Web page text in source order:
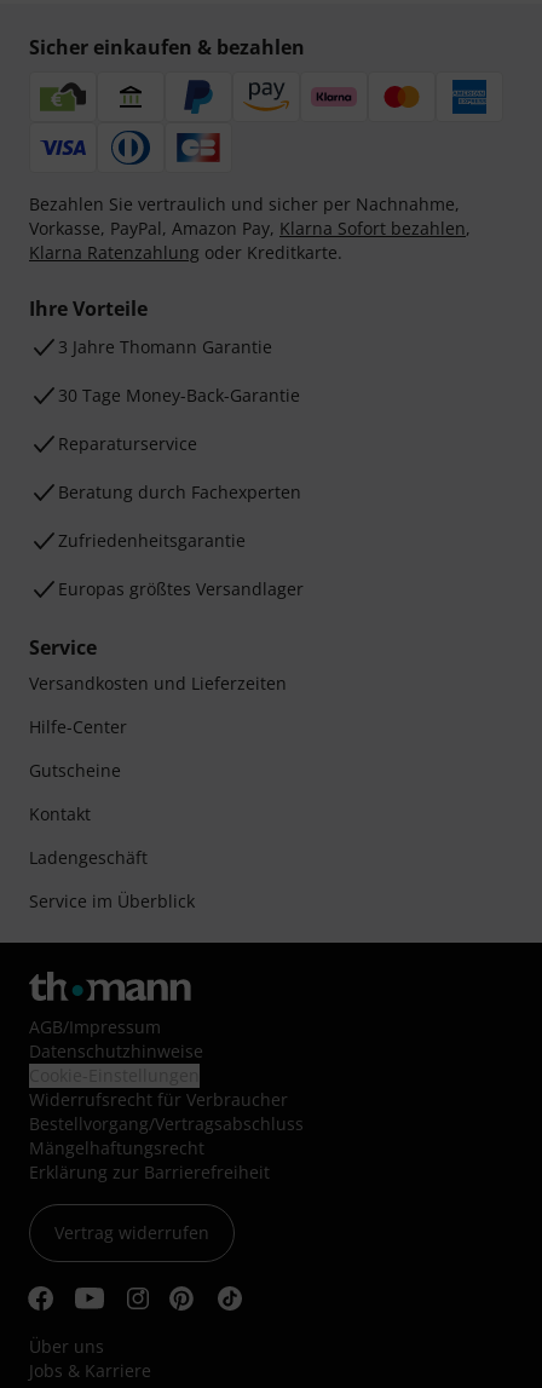
Sicher einkaufen & bezahlen
Bezahlen Sie vertraulich und sicher per Nachnahme,
Vorkasse, PayPal, Amazon Pay, Klarna Sofort bezahlen,
Klarna Ratenzahlung oder Kreditkarte.
Ihre Vorteile
3 Jahre Thomann Garantie
30 Tage Money-Back-Garantie
Reparaturservice
Beratung durch Fachexperten
Zufriedenheitsgarantie
Europas größtes Versandlager
Service
Versandkosten und Lieferzeiten
Hilfe-Center
Gutscheine
Kontakt
Ladengeschäft
Service im Überblick
AGB/Impressum
Datenschutzhinweise
Widerrufsrecht für Verbraucher
Bestellvorgang/Vertragsabschluss
Mängelhaftungsrecht
Erklärung zur Barrierefreiheit
Vertrag widerrufen
Über uns
Jobs & Karriere